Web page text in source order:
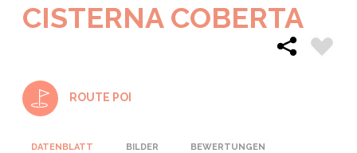
CISTERNA COBERTA
ROUTE POI
DATENBLATT BILDER BEWERTUNGEN